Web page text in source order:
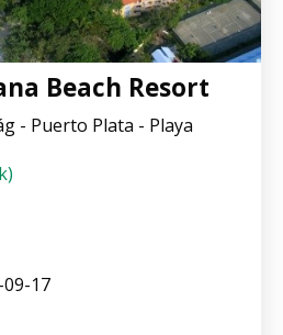
Beach Resort
- Puerto Plata - Playa
17